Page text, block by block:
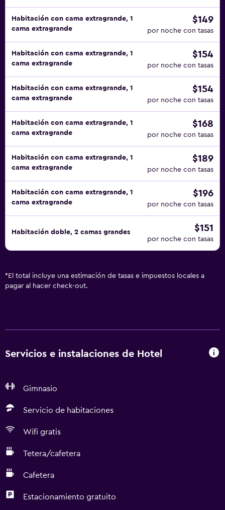
Habitación con cama extragrande, 1
cama extragrande
$149
por noche con tasas
Habitación con cama extragrande, 1
cama extragrande
$154
por noche con tasas
Habitación con cama extragrande, 1
cama extragrande
$154
por noche con tasas
Habitación con cama extragrande, 1
cama extragrande
$168
por noche con tasas
Habitación con cama extragrande, 1
cama extragrande
$189
por noche con tasas
Habitación con cama extragrande, 1
cama extragrande
$196
por noche con tasas
Habitación doble, 2 camas grandes $151
por noche con tasas
* El total incluye una estimación de tasas e impuestos locales a
pagar al hacer check-out.
Servicios e instalaciones de Hotel
Gimnasio
Servicio de habitaciones
Wifi gratis
Tetera/cafetera
Cafetera
Estacionamiento gratuito